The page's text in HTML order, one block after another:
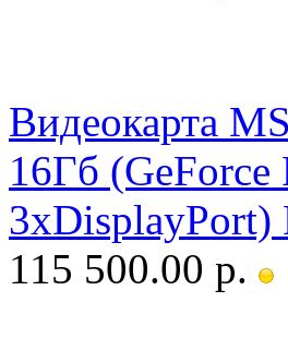
Видеокарта
16Гб
3xDisplayPort)
115 500.00 р.